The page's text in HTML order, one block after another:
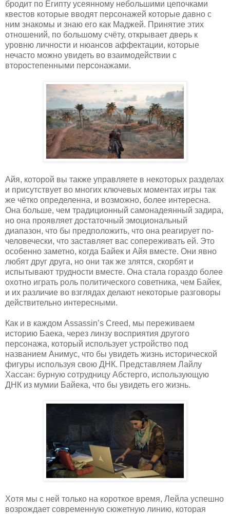
бродит по Египту усеянному небольшими цепочками
квестов которые вводят персонажей которые давно с
ним знакомы и знаю его как Маджей. Принятие этих
отношений, по большому счёту, открывает дверь к
уровню личности и нюансов аффектации, которые
нечасто можно увидеть во взаимодействии с
второстепенными персонажами.
Айя, которой вы также управляете в некоторых разделах
и присутствует во многих ключевых моментах игры так
же чётко определенна, и возможно, более интересна.
Она больше, чем традиционный самонадеянный задира,
но она проявляет достаточный эмоциональный
диапазон, что бы предположить, что она реагирует по-
человечески, что заставляет вас сопереживать ей. Это
особенно заметно, когда Байек и Айя вместе. Они явно
любят друг друга, но они так же злятся, скорбят и
испытывают трудности вместе. Она стала гораздо более
охотно играть роль политического советника, чем Байек,
и их различие во взглядах делают некоторые разговоры
действительно интересными.
Как и в каждом Assassin’s Creed, мы переживаем
историю Баека, через линзу восприятия другого
персонажа, который использует устройство под
названием Анимус, что бы увидеть жизнь исторической
фигуры используя свою ДНК. Представляем Лайлу
Хассан: бурную сотрудницу Абстерго, использующую
ДНК из мумии Байека, что бы увидеть его жизнь.
Хотя мы с ней только на короткое время, Лейла успешно
возрождает современную сюжетную линию, которая